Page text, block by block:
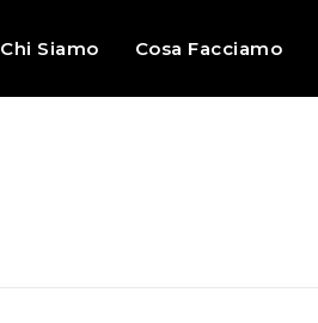
Chi Siamo Cosa Facciamo